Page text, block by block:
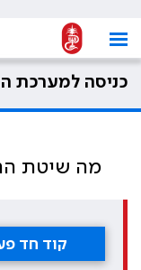
כניסה למערכת
מה שיטת
קוד חד